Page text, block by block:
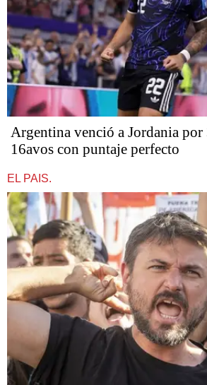
Argentina venció a Jordania por
16avos con puntaje perfecto
EL PAIS.